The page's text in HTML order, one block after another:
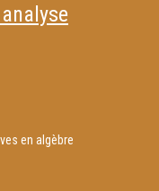
en algèbre